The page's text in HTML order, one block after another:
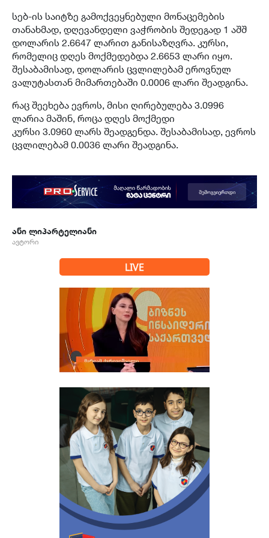
სებ-ის საიტზე გამოქვეყნებული მონაცემების
თანახმად, დღევანდელი ვაჭრობის შედეგად 1 აშშ
დოლარის 2.6647 ლარით განისაზღვრა. კურსი,
რომელიც დღეს მოქმედებდა 2.6653 ლარი იყო.
შესაბამისად, დოლარის ცვლილებამ ეროვნულ
ვალუტასთან მიმართებაში 0.0006 ლარი შეადგინა.
რაც შეეხება ევროს, მისი ღირებულება 3.0996
ლარია მაშინ, როცა დღეს მოქმედი
კურსი 3.0960 ლარს შეადგენდა. შესაბამისად, ევროს
ცვლილებამ 0.0036 ლარი შეადგინა.
ანი ლიპარტელიანი
ავტორი
LIVE